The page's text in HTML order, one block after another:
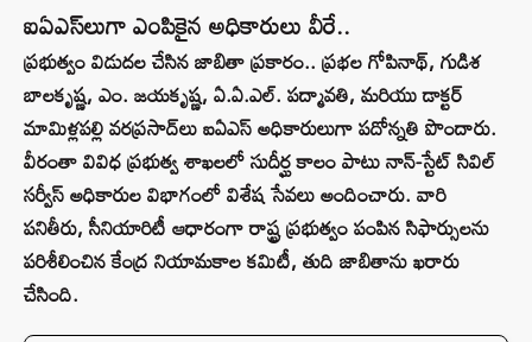
ఐఏఎస్‌లుగా ఎంపికైన అధికారులు వీరే..
ప్రభుత్వం విడుదల చేసిన జాబితా ప్రకారం.. ప్రభల గోపినాథ్, గుడిశ
బాలకృష్ణ, ఎం. జయకృష్ణ, ఏ.ఏ.ఎల్. పద్మావతి, మరియు డాక్టర్
మామిళ్లపల్లి వరప్రసాద్‌లు ఐఏఎస్ అధికారులుగా పదోన్నతి పొందారు.
వీరంతా వివిధ ప్రభుత్వ శాఖలలో సుదీర్ఘ కాలం పాటు నాన్-స్టేట్ సివిల్
సర్వీస్ అధికారుల విభాగంలో విశేష సేవలు అందించారు. వారి
పనితీరు, సీనియారిటీ ఆధారంగా రాష్ట్ర ప్రభుత్వం పంపిన సిఫార్సులను
పరిశీలించిన కేంద్ర నియామకాల కమిటీ, తుది జాబితాను ఖరారు
చేసింది.